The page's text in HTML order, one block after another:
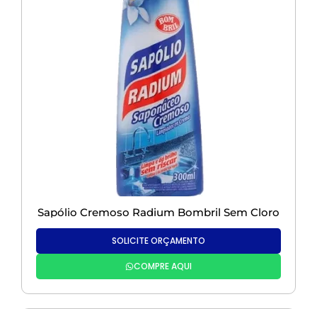
Sapólio Cremoso Radium Bombril Sem Cloro
SOLICITE ORÇAMENTO
COMPRE AQUI